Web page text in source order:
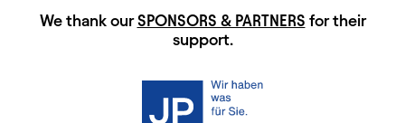
HAUPTSPONSOREN
We thank ourSPONSORS & PARTNERS for their
support.